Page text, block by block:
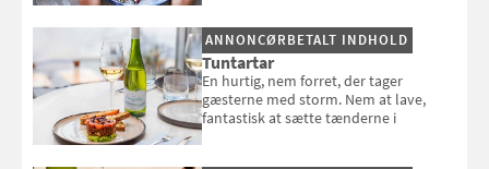
selvstændigt måltid. Opskriften er fra
Louisa Lorangs kogebog "Salat".
ANNONCØRBETALT INDHOLD
Tuntartar
En hurtig, nem forret, der tager
gæsterne med storm. Nem at lave,
fantastisk at sætte tænderne i